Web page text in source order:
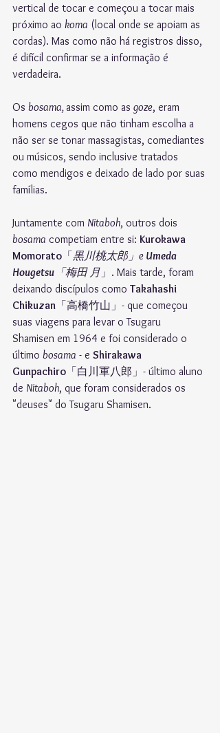
vertical de tocar e começou a tocar mais
próximo ao koma (local onde se apoiam as
cordas). Mas como não há registros disso,
é difícil confirmar se a informação é
verdadeira.
Os bosama, assim como as goze, eram
homens cegos que não tinham escolha a
não ser se tonar massagistas, comediantes
ou músicos, sendo inclusive tratados
como mendigos e deixado de lado por suas
famílias.
Juntamente com Nitaboh, outros dois
bosama competiam entre si: Kurokawa
Momorato 「黒川桃太郎 」 e Umeda
Hougetsu 「梅田 月 」. Mais tarde, foram
deixando discípulos como Takahashi
Chikuzan 「高橋竹山」- que começou
suas viagens para levar o Tsugaru
Shamisen em 1964 e foi considerado o
último bosama - e Shirakawa
Gunpachiro 「白川軍八郎 」- último aluno
de Nitaboh, que foram considerados os
"deuses" do Tsugaru Shamisen.